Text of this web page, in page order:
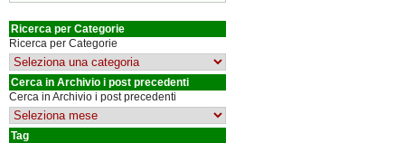
Ricerca per Categorie
Ricerca per Categorie
Cerca in Archivio i post precedenti
Cerca in Archivio i post precedenti
Tag